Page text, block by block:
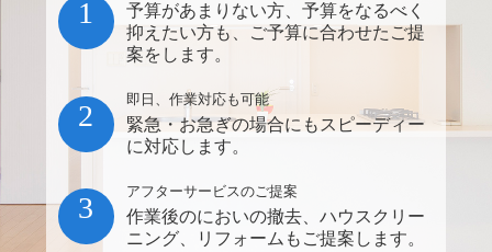
予算があまりない方、予算をなるべく
抑えたい方も、ご予算に合わせたご提
案をします。
1
即日、作業対応も可能
緊急・お急ぎの場合にもスピーディー
に対応します。
2
アフターサービスのご提案
作業後のにおいの撤去、ハウスクリー
ニング、リフォームもご提案します。
3